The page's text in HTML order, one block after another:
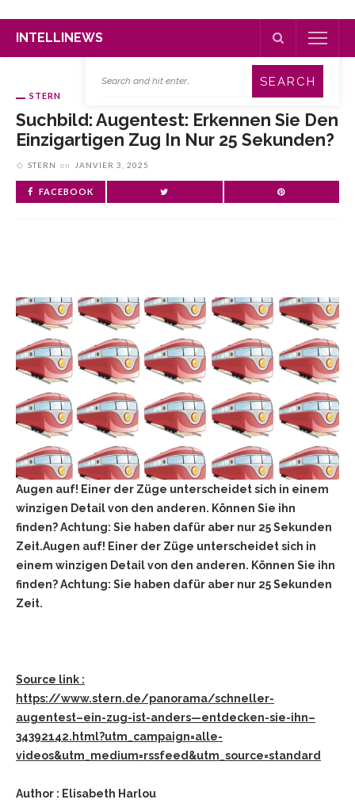
INTELLINEWS
STERN
Suchbild: Augentest: Erkennen Sie Den
Einzigartigen Zug In Nur 25 Sekunden?
STERN on JANVIER 3, 2025
FACEBOOK
Augen auf! Einer der Züge unterscheidet sich in einem
winzigen Detail von den anderen. Können Sie ihn
finden? Achtung: Sie haben dafür aber nur 25 Sekunden
Zeit.Augen auf! Einer der Züge unterscheidet sich in
einem winzigen Detail von den anderen. Können Sie ihn
finden? Achtung: Sie haben dafür aber nur 25 Sekunden
Zeit.
Source link :
https://www.stern.de/panorama/schneller-
augentest–ein-zug-ist-anders—entdecken-sie-ihn–
34392142.html?utm_campaign=alle-
videos&utm_medium=rssfeed&utm_source=standard
Author : Elisabeth Harlou